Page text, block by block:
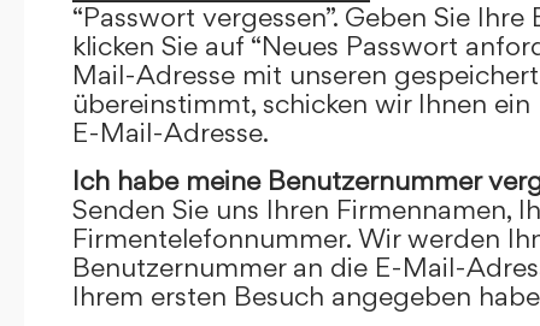
“Passwort vergessen”. Geben Sie
klicken Sie auf “Neues Passwort
Mail-Adresse mit unseren
übereinstimmt, schicken wir Ihnen
E-Mail-Adresse.
Ich habe meine Benutzernummer
Senden Sie uns Ihren Firmennamen,
Firmentelefonnummer. Wir werden
Benutzernummer an die E-Mail-
Ihrem ersten Besuch angegeben